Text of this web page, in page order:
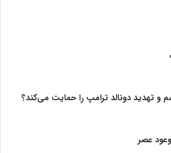
و تهدید دونالد ترامپ را حمایت می‌کند؟
عصر